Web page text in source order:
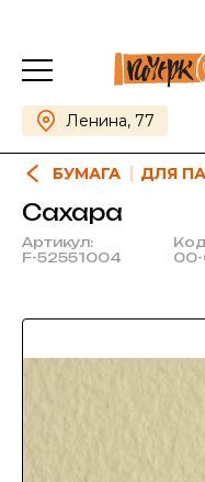
Ленина, 77
БУМАГА ДЛЯ
Сахара
Артикул:
F-52551004